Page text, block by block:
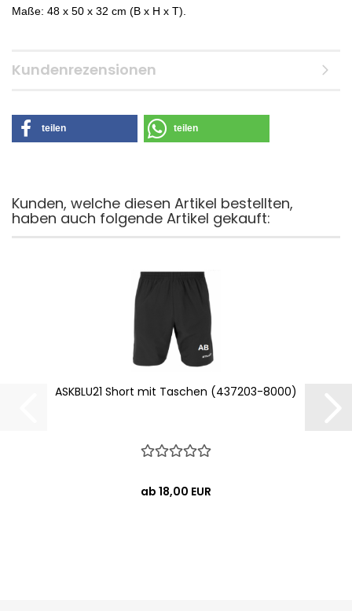
Maße: 48 x 50 x 32 cm (B x H x T).
Kundenrezensionen
teilen teilen
Kunden, welche diesen Artikel bestellten,
haben auch folgende Artikel gekauft:
ASKBLU21 Short mit Taschen (437203-8000)
ab 18,00 EUR